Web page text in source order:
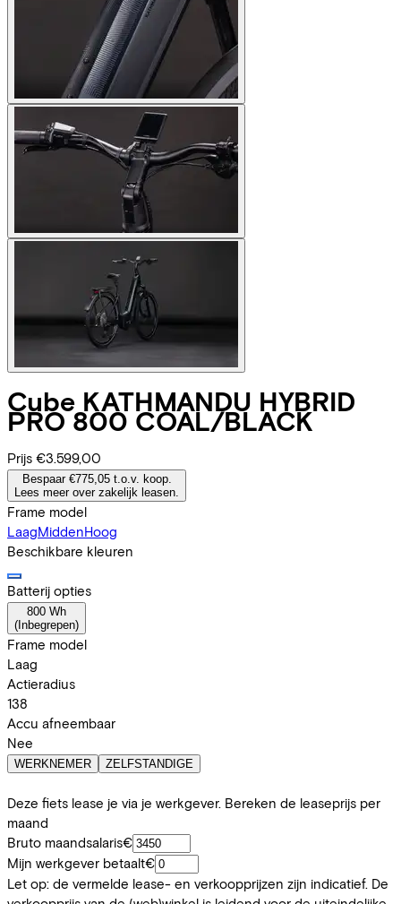
Cube KATHMANDU HYBRID
PRO 800 COAL/BLACK
Prijs €3.599,00
Bespaar €775,05 t.o.v. koop.
Lees meer over zakelijk leasen.
Frame model
LaagMiddenHoog
Beschikbare kleuren
Batterij opties
800 Wh
( Inbegrepen)
Frame model
Laag
Actieradius
138
Accu afneembaar
Nee
WERKNEMER ZELFSTANDIGE
Deze fiets lease je via je werkgever. Bereken de leaseprijs per
maand
Bruto maandsalaris€
Mijn werkgever betaalt€
Let op: de vermelde lease- en verkoopprijzen zijn indicatief. De